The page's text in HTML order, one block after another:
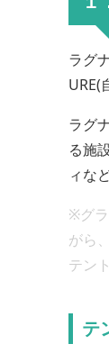
ラグ
URE(
ラグ
る施
ィな
※グ
がら
テン
テ